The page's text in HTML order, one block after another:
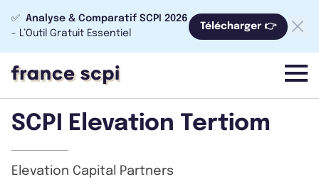
✅ Analyse & Comparatif SCPI 2026
- L’Outil Gratuit Essentiel
Télécharger 👉
menu
SCPI Elevation Tertiom
Elevation Capital Partners